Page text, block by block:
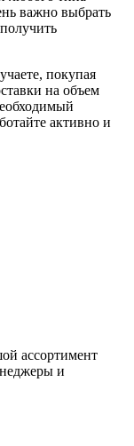
важно выбрать
покупая
на объем
активно и
ассортимент
и